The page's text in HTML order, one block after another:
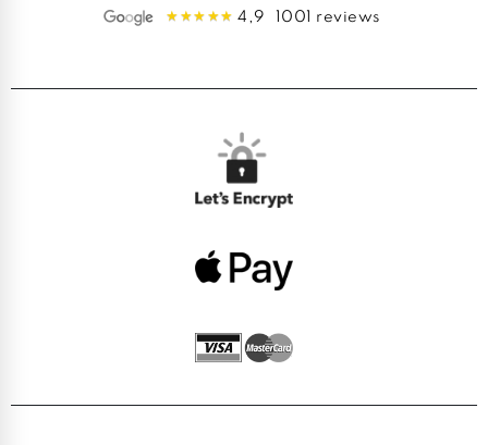
4,9 1001 reviews